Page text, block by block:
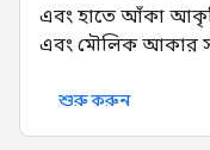
এবং হাতে আঁকা
এবং মৌলিক আকার
শুরু করুন